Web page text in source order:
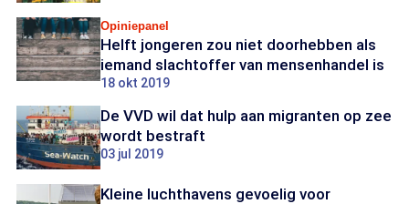
Opiniepanel
Helft jongeren zou niet doorhebben als
iemand slachtoffer van mensenhandel is
18 okt 2019
De VVD wil dat hulp aan migranten op zee
wordt bestraft
03 jul 2019
Kleine luchthavens gevoelig voor